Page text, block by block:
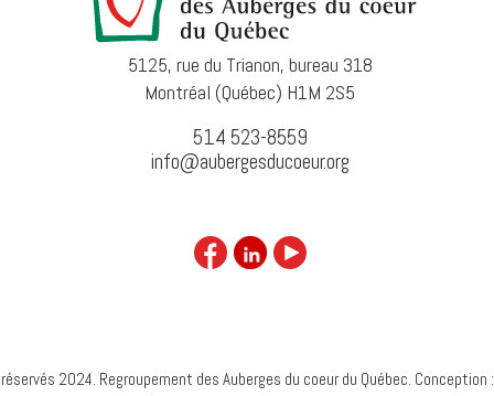
5125, rue du Trianon, bureau 318
Montréal (Québec) H1M 2S5
514 523-8559
info@aubergesducoeur.org
2024. Regroupement des Auberges du coeur du Québec. Conception :